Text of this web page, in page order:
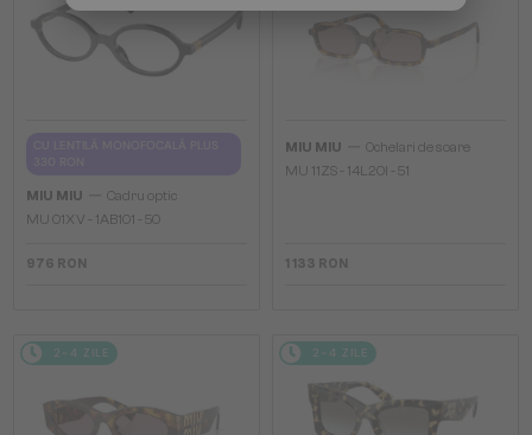
MIU MIU
Cadru optic
MU 01XV - 1AB1O1 - 50
976 RON
MIU MIU
Ochelari de soare
MU 11ZS - 14L20I - 51
1 133 RON
2-4 ZILE 2-4 ZILE